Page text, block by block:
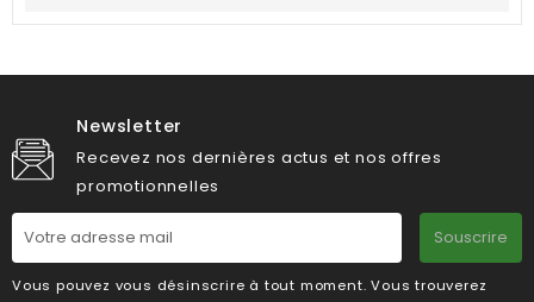
Newsletter
Recevez nos dernières actus et nos offres
promotionnelles
Souscrire
Vous pouvez vous désinscrire à tout moment. Vous trouverez